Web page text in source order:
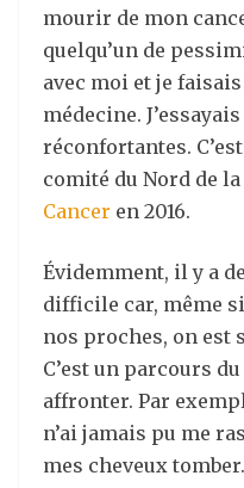
mourir de mon
quelqu’un de
avec moi et je
médecine.
réconfortantes.
comité du Nord de la
Cancer en 2016.
Évidemment, il y a
difficile car, même
nos proches, on est
C’est un parcours
affronter. Par
n’ai jamais pu me
mes cheveux